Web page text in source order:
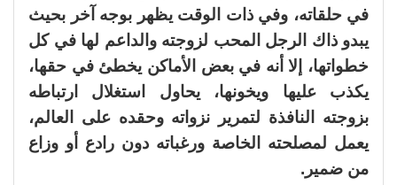
في حلقاته، وفي ذات الوقت يظهر بوجه آخر بحيث
يبدو ذاك الرجل المحب لزوجته والداعم لها في كل
خطواتها، إلا أنه في بعض الأماكن يخطئ في حقها،
يكذب عليها ويخونها، يحاول استغلال ارتباطه
بزوجته النافذة لتمرير نزواته وحقده على العالم،
يعمل لمصلحته الخاصة ورغباته دون رادع أو وزاع
من ضمير.